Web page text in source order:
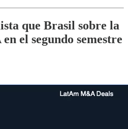
que Brasil sobre la
el segundo semestre